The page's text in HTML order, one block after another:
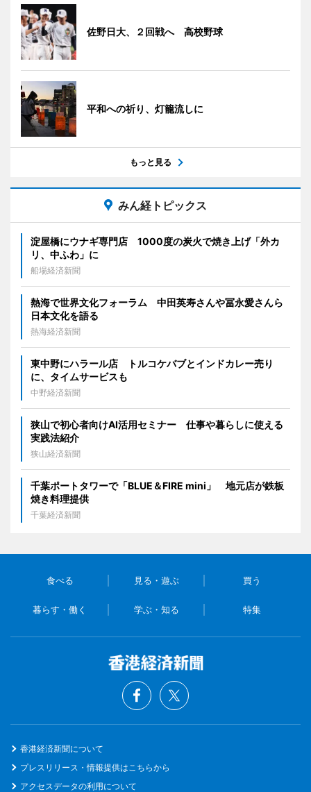
佐野日大、２回戦へ 高校野球
平和への祈り、灯籠流しに
もっと見る
みん経トピックス
淀屋橋にウナギ専門店 1000度の炭火で焼き上げ「外カ
リ、中ふわ」に
船場経済新聞
熱海で世界文化フォーラム 中田英寿さんや冨永愛さんら
日本文化を語る
熱海経済新聞
東中野にハラール店 トルコケバブとインドカレー売り
に、タイムサービスも
中野経済新聞
狭山で初心者向けAI活用セミナー 仕事や暮らしに使える
実践法紹介
狭山経済新聞
千葉ポートタワーで「BLUE＆FIRE mini」 地元店が鉄板
焼き料理提供
千葉経済新聞
食べる 見る・遊ぶ 買う
暮らす・働く 学ぶ・知る 特集
香港経済新聞について
プレスリリース・情報提供はこちらから
アクセスデータの利用について